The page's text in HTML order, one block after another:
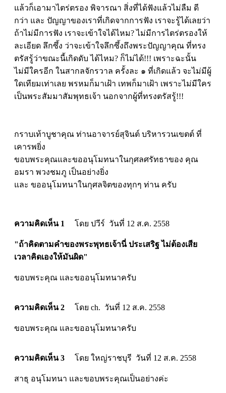
แล้วก็เอามาไตร่ตรอง พิจารณา สิ่งที่ได้ฟังแล้วไม่ลืม ดี
กว่า และ ปัญญาของเราที่เกิดจากการฟัง เราจะรู้ได้เลยว่า
ถ้าไม่มีการฟัง เราจะเข้าใจได้ไหม? ไม่มีการไตร่ตรองให้
ละเอียด ลึกซึ้ง ว่าจะเข้าใจลึกซึ้งถึงพระปัญญาคุณ ที่ทรง
ตรัสรู้ว่าขณะนี้เกิดดับ ได้ไหม? ก็ไม่ได้!!! เพราะฉะนั้น
ไม่มีใครอีก ในสากลจักรวาล ครั้งละ ๑ ที่เกิดแล้ว จะไม่มีผู้
ใดเทียมเท่าเลย พรหมก็มาเฝ้า เทพก็มาเฝ้า เพราะไม่มีใคร
เป็นพระสัมมาสัมพุทธเจ้า นอกจากผู้ที่ทรงตรัสรู้!!!
กราบเท้าบูชาคุณ ท่านอาจารย์สุจินต์ บริหารวนเขตต์ ที่
เคารพยิ่ง
ขอบพระคุณและขออนุโมทนาในกุศลศรัทธาของ คุณ
อมรา พวงชมภู เป็นอย่างยิ่ง
และ ขออนุโมทนาในกุศลจิตของทุกๆ ท่าน ครับ
ความคิดเห็น 1 โดย ปวีร์ วันที่ 12 ส.ค. 2558
"ถ้าคิดตามคำของพระพุทธเจ้านี่ ประเสริฐ ไม่ต้องเสีย
เวลาคิดเองให้มันผิด"
ขอบพระคุณ และขออนุโมทนาครับ
ความคิดเห็น 2 โดย ch. วันที่ 12 ส.ค. 2558
ขอบพระคุณ และขออนุโมทนาครับ
ความคิดเห็น 3 โดย ใหญ่ราชบุรี วันที่ 12 ส.ค. 2558
สาธุ อนุโมทนา และขอบพระคุณเป็นอย่างค่ะ